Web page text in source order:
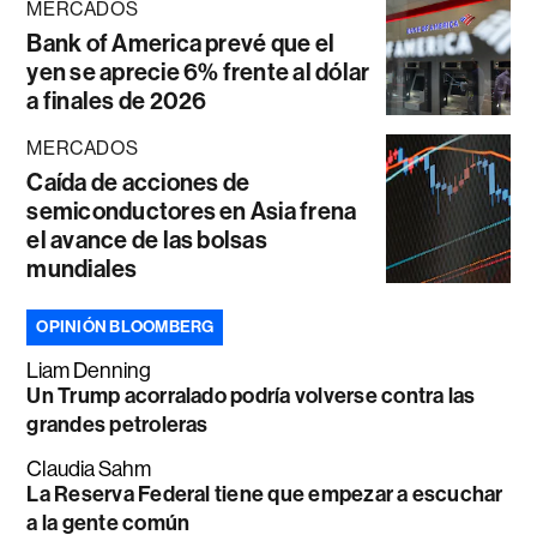
MERCADOS
Bank of America prevé que el
yen se aprecie 6% frente al dólar
a finales de 2026
MERCADOS
Caída de acciones de
semiconductores en Asia frena
el avance de las bolsas
mundiales
OPINIÓN BLOOMBERG
Liam Denning
Un Trump acorralado podría volverse contra las
grandes petroleras
Claudia Sahm
La Reserva Federal tiene que empezar a escuchar
a la gente común